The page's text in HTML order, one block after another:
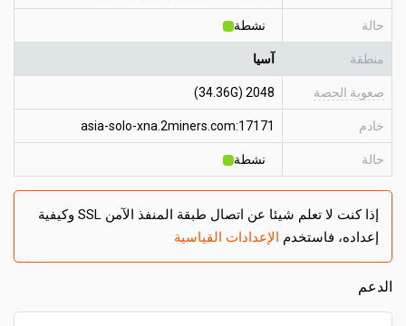
حالة نشطة
منطقة آسيا
صعوبة الحصة 2048 (34.36G)
خادم asia-solo-xna.2miners.com:17171
حالة نشطة
إذا كنت لا تعلم شيئا عن اتصال طبقة المنفذ الآمن SSL وكيفية
إعداده، فاستخدم الإعدادات القياسية
الدعم